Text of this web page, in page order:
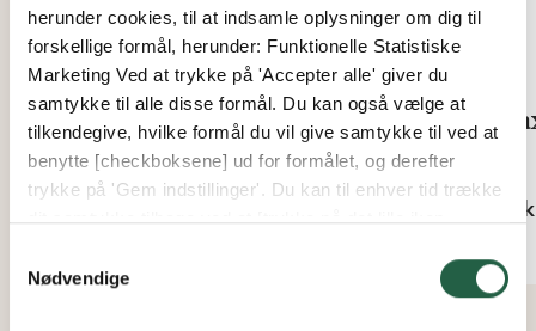
herunder cookies, til at indsamle oplysninger om dig til
forskellige formål, herunder: Funktionelle Statistiske
Marketing Ved at trykke på 'Accepter alle' giver du
samtykke til alle disse formål. Du kan også vælge at
tilkendegive, hvilke formål du vil give samtykke til ved at
benytte [checkboksene] ud for formålet, og derefter
trykke på 'Gem indstillinger'. Du kan til enhver tid trække
dit samtykke tilbage ved at [trykke på det lille ikon
mere om vores brug af cookies og andre teknologier,
Nødvendige
GoGro 15 L
Fra
703 kr.
Fra
79